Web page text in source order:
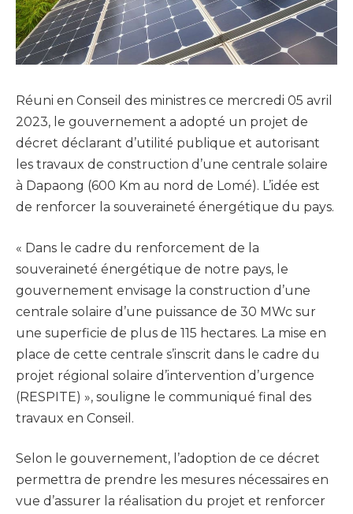
Réuni en Conseil des ministres ce mercredi 05 avril
2023, le gouvernement a adopté un projet de
décret déclarant d’utilité publique et autorisant
les travaux de construction d’une centrale solaire
à Dapaong (600 Km au nord de Lomé). L’idée est
de renforcer la souveraineté énergétique du pays.
« Dans le cadre du renforcement de la
souveraineté énergétique de notre pays, le
gouvernement envisage la construction d’une
centrale solaire d’une puissance de 30 MWc sur
une superficie de plus de 115 hectares. La mise en
place de cette centrale s’inscrit dans le cadre du
projet régional solaire d’intervention d’urgence
(RESPITE) », souligne le communiqué final des
travaux en Conseil.
Selon le gouvernement, l’adoption de ce décret
permettra de prendre les mesures nécessaires en
vue d’assurer la réalisation du projet et renforcer